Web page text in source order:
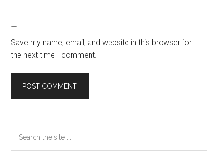
Save my name, email, and website in this browser for
the next time I comment.
Primary
Sidebar
the